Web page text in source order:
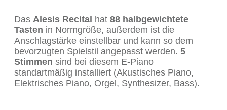
Das Alesis Recital hat 88 halbgewichtete
Tasten in Normgröße, außerdem ist die
Anschlagstärke einstellbar und kann so dem
bevorzugten Spielstil angepasst werden. 5
Stimmen sind bei diesem E-Piano
standartmäßig installiert (Akustisches Piano,
Elektrisches Piano, Orgel, Synthesizer, Bass).